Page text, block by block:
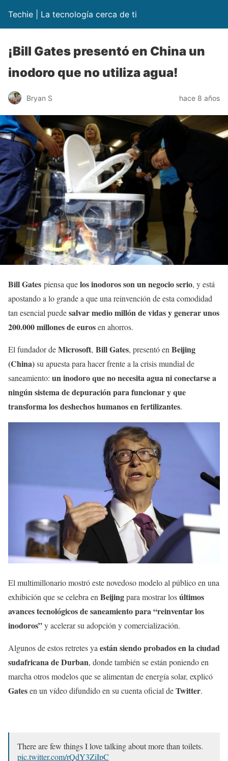
Techie | La tecnología cerca de ti
¡Bill Gates presentó en China un
inodoro que no utiliza agua!
Bryan S hace 8 años
Bill Gates piensa quelos inodoros son un negocio serio, y está
apostando a lo grande a que una reinvención de esta comodidad
tan esencial puedesalvar medio millón de vidas y generar unos
200.000 millones de eurosen ahorros.
El fundador deMicrosoft, Bill Gates, presentó enBeijing
(China)su apuesta para hacer frente a la crisis mundial de
saneamiento: un inodoro que no necesita agua ni conectarse a
ningún sistema de depuración para funcionar y que
transforma los deshechos humanos en fertilizantes.
El multimillonario mostró este novedoso modelo al público en una
exhibición que se celebra en Beijingpara mostrar losúltimos
avances tecnológicos de saneamiento para “reinventar los
inodoros”y acelerar su adopción y comercialización.
Algunos de estos retretes ya están siendo probados en la ciudad
sudafricana de Durban, donde también se están poniendo en
marcha otros modelos que se alimentan de energía solar, explicó
Gatesen un vídeo difundido en su cuenta oficial deTwitter.
There are few things I love talking about more than toilets.
pic.twitter.com/rQdY3ZiIpC